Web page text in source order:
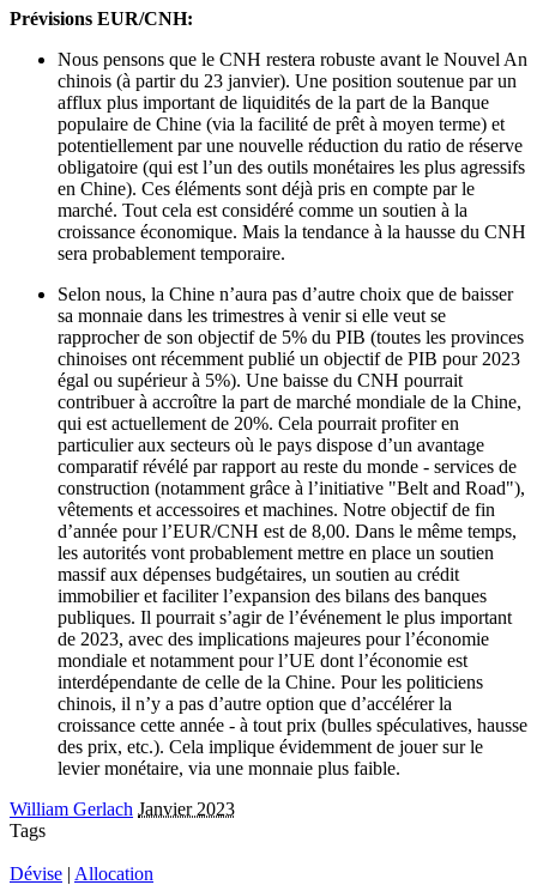
Prévisions EUR/CNH:
Nous pensons que le CNH restera robuste avant le Nouvel An
chinois (à partir du 23 janvier). Une position soutenue par un
afflux plus important de liquidités de la part de la Banque
populaire de Chine (via la facilité de prêt à moyen terme) et
potentiellement par une nouvelle réduction du ratio de réserve
obligatoire (qui est l’un des outils monétaires les plus agressifs
en Chine). Ces éléments sont déjà pris en compte par le
marché. Tout cela est considéré comme un soutien à la
croissance économique. Mais la tendance à la hausse du CNH
sera probablement temporaire.
Selon nous, la Chine n’aura pas d’autre choix que de baisser
sa monnaie dans les trimestres à venir si elle veut se
rapprocher de son objectif de 5% du PIB (toutes les provinces
chinoises ont récemment publié un objectif de PIB pour 2023
égal ou supérieur à 5%). Une baisse du CNH pourrait
contribuer à accroître la part de marché mondiale de la Chine,
qui est actuellement de 20%. Cela pourrait profiter en
particulier aux secteurs où le pays dispose d’un avantage
comparatif révélé par rapport au reste du monde - services de
construction (notamment grâce à l’initiative "Belt and Road"),
vêtements et accessoires et machines. Notre objectif de fin
d’année pour l’EUR/CNH est de 8,00. Dans le même temps,
les autorités vont probablement mettre en place un soutien
massif aux dépenses budgétaires, un soutien au crédit
immobilier et faciliter l’expansion des bilans des banques
publiques. Il pourrait s’agir de l’événement le plus important
de 2023, avec des implications majeures pour l’économie
mondiale et notamment pour l’UE dont l’économie est
interdépendante de celle de la Chine. Pour les politiciens
chinois, il n’y a pas d’autre option que d’accélérer la
croissance cette année - à tout prix (bulles spéculatives, hausse
des prix, etc.). Cela implique évidemment de jouer sur le
levier monétaire, via une monnaie plus faible.
William Gerlach Janvier 2023
Tags
Dévise | Allocation